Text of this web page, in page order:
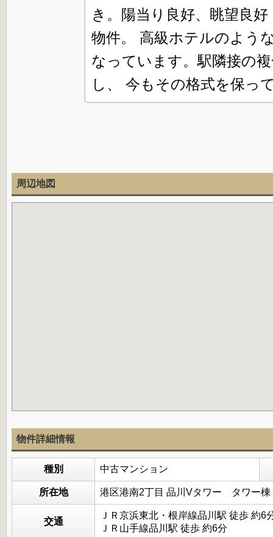
き。陽当り良好、眺望良
物件。 高級ホテルのよう
なっています。駅隣接の
し、 今もその格式を保っ
周辺地図
物件詳細情報
種別 中古マンション
所在地 港区港南2丁目 品川Vタワー タワー棟
交通
ＪＲ京浜東北・根岸線品川駅 徒歩 約6
ＪＲ山手線品川駅 徒歩 約6分